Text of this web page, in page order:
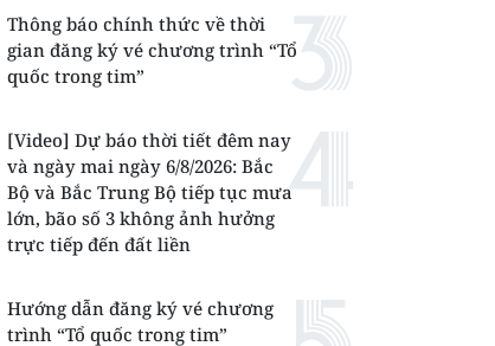
Thông báo chính thức về thời
gian đăng ký vé chương trình “Tổ
quốc trong tim”
[Video] Dự báo thời tiết đêm nay
và ngày mai ngày 6/8/2026: Bắc
Bộ và Bắc Trung Bộ tiếp tục mưa
lớn, bão số 3 không ảnh hưởng
trực tiếp đến đất liền
Hướng dẫn đăng ký vé chương
trình “Tổ quốc trong tim”